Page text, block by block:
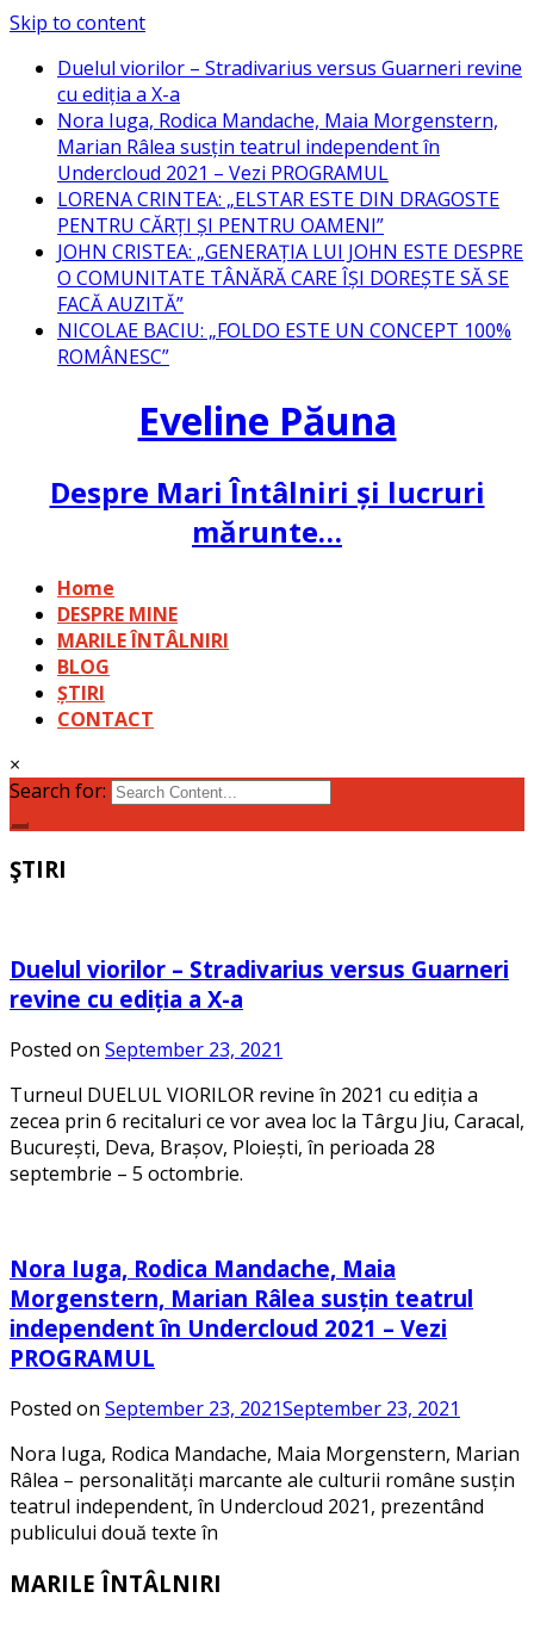
Skip to content
Duelul viorilor – Stradivarius versus Guarneri revine
cu ediția a X-a
Nora Iuga, Rodica Mandache, Maia Morgenstern,
Marian Râlea susțin teatrul independent în
Undercloud 2021 – Vezi PROGRAMUL
LORENA CRINTEA: „ELSTAR ESTE DIN DRAGOSTE
PENTRU CĂRȚI ȘI PENTRU OAMENI”
JOHN CRISTEA: „GENERAȚIA LUI JOHN ESTE DESPRE
O COMUNITATE TÂNĂRĂ CARE ÎȘI DOREȘTE SĂ SE
FACĂ AUZITĂ”
NICOLAE BACIU: „FOLDO ESTE UN CONCEPT 100%
ROMÂNESC”
Eveline Păuna
Despre Mari Întâlniri și lucruri
mărunte…
Home
DESPRE MINE
MARILE ÎNTÂLNIRI
BLOG
ȘTIRI
CONTACT
×
Search for:
ŞTIRI
Duelul viorilor – Stradivarius versus Guarneri
revine cu ediția a X-a
Posted on September 23, 2021
Turneul DUELUL VIORILOR revine în 2021 cu ediția a
zecea prin 6 recitaluri ce vor avea loc la Târgu Jiu, Caracal,
București, Deva, Brașov, Ploiești, în perioada 28
septembrie – 5 octombrie.
Nora Iuga, Rodica Mandache, Maia
Morgenstern, Marian Râlea susțin teatrul
independent în Undercloud 2021 – Vezi
PROGRAMUL
Posted on September 23, 2021September 23, 2021
Nora Iuga, Rodica Mandache, Maia Morgenstern, Marian
Râlea – personalități marcante ale culturii române susțin
teatrul independent, în Undercloud 2021, prezentând
publicului două texte în
MARILE ÎNTÂLNIRI